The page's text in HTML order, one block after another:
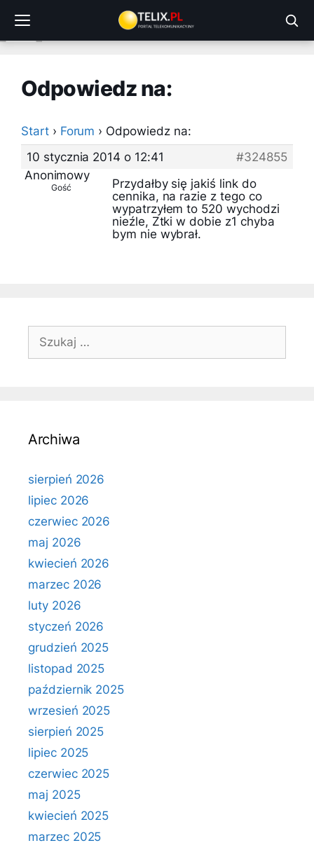
treści
Odpowiedz na:
Start › Forum › Odpowiedz na:
10 stycznia 2014 o 12:41
#324855
Anonimowy
Gość
Przydałby się jakiś link do
cennika, na razie z tego co
wypatrzyłem to 520 wychodzi
nieźle, Ztki w dobie z1 chyba
bym nie wybrał.
Szukaj:
Archiwa
sierpień 2026
lipiec 2026
czerwiec 2026
maj 2026
kwiecień 2026
marzec 2026
luty 2026
styczeń 2026
grudzień 2025
listopad 2025
październik 2025
wrzesień 2025
sierpień 2025
lipiec 2025
czerwiec 2025
maj 2025
kwiecień 2025
marzec 2025